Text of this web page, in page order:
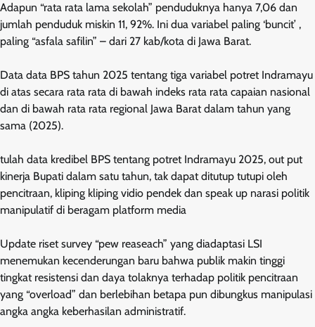
Adapun “rata rata lama sekolah” penduduknya hanya 7,06 dan
jumlah penduduk miskin 11, 92%. Ini dua variabel paling ‘buncit’ ,
paling “asfala safilin” – dari 27 kab/kota di Jawa Barat.
Data data BPS tahun 2025 tentang tiga variabel potret Indramayu
di atas secara rata rata di bawah indeks rata rata capaian nasional
dan di bawah rata rata regional Jawa Barat dalam tahun yang
sama (2025).
tulah data kredibel BPS tentang potret Indramayu 2025, out put
kinerja Bupati dalam satu tahun, tak dapat ditutup tutupi oleh
pencitraan, kliping kliping vidio pendek dan speak up narasi politik
manipulatif di beragam platform media
Update riset survey “pew reaseach” yang diadaptasi LSI
menemukan kecenderungan baru bahwa publik makin tinggi
tingkat resistensi dan daya tolaknya terhadap politik pencitraan
yang “overload” dan berlebihan betapa pun dibungkus manipulasi
angka angka keberhasilan administratif.